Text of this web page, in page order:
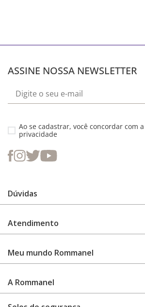
ASSINE NOSSA NEWSLETTER
Ao se cadastrar, você concordar com
privacidade
Dúvidas
Guia de medidas
Como configurar meu relógio
Garantia
Atendimento
Encontre uma loja
Meu mundo Rommanel
Revenda Rommanel
A Rommanel